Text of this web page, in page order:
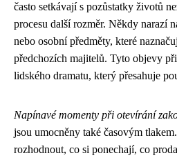
často setkávají s pozůstatky životů
procesu další rozměr. Někdy narazí
nebo osobní předměty, které
předchozích majitelů. Tyto objevy
lidského dramatu, který přesahuje
Napínavé momenty při otevírání
jsou umocněny také časovým
rozhodnout, co si ponechají, co